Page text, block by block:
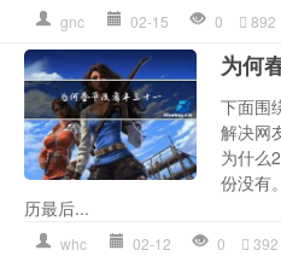
gnc 02-15 0 892
为何
下面围
解决网
为什么
份没有
历最后...
whc 02-12 0 392